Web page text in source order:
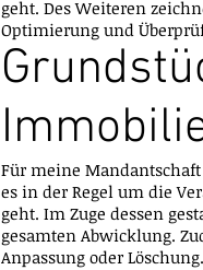
geht. Des Weiteren
Optimierung und
Für meine
es in der Regel um die
geht. Im Zuge dessen
gesamten Abwicklung.
Anpassung oder Löschung.